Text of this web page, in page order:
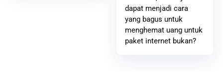
dapat menjadi cara
yang bagus untuk
menghemat uang untuk
paket internet bukan?